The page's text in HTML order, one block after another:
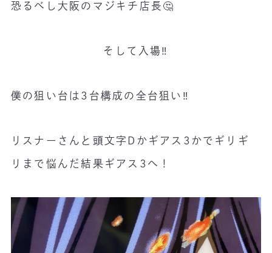
恐るべし大阪のマジキチ店長🤔
そして入場‼️
僕の狙い台は3台構成の全台狙い‼️
リスナーさんと頭文字Dかギアス3かでギリギ
リまで悩んだ結果ギアス3へ！